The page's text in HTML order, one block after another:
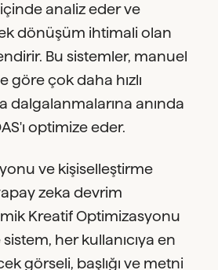
analiz eder ve
dönüşüm ihtimali olan
Bu sistemler, manuel
göre çok daha hızlı
dalgalanmalarına anında
optimize eder.
ve kişiselleştirme
zeka devrim
Kreatif Optimizasyonu
her kullanıcıya en
görseli, başlığı ve metni